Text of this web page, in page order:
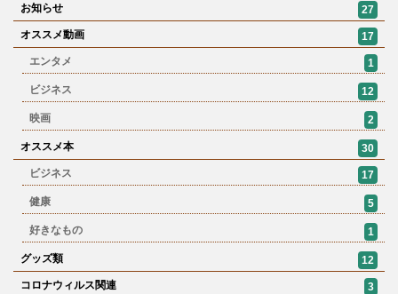
お知らせ
27
オススメ動画
17
エンタメ
1
ビジネス 12
映画 2
オススメ本
30
ビジネス
17
健康 5
好きなもの 1
グッズ類
12
コロナウィルス関連
3